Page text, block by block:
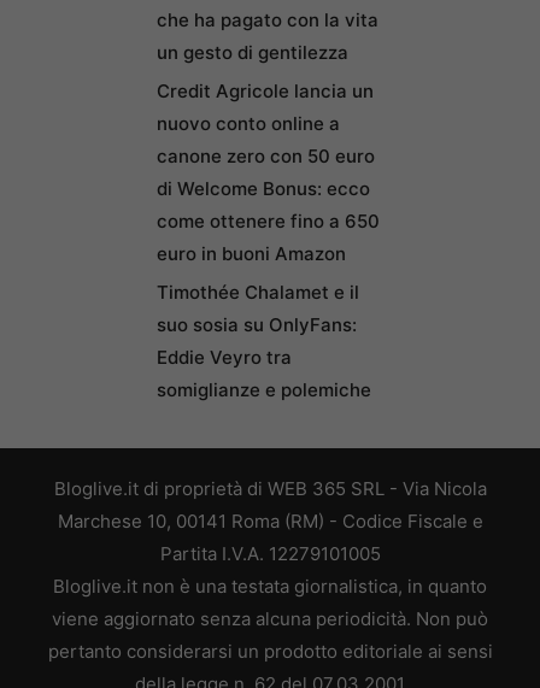
che ha pagato con la vita
un gesto di gentilezza
Credit Agricole lancia un
nuovo conto online a
canone zero con 50 euro
di Welcome Bonus: ecco
come ottenere fino a 650
euro in buoni Amazon
Timothée Chalamet e il
suo sosia su OnlyFans:
Eddie Veyro tra
somiglianze e polemiche
Bloglive.it di proprietà di WEB 365 SRL - Via Nicola
Marchese 10, 00141 Roma (RM) - Codice Fiscale e
Partita I.V.A. 12279101005
Bloglive.it non è una testata giornalistica, in quanto
viene aggiornato senza alcuna periodicità. Non può
pertanto considerarsi un prodotto editoriale ai sensi
della legge n. 62 del 07.03.2001